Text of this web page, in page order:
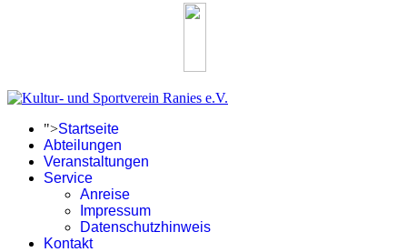
">Startseite
Abteilungen
Veranstaltungen
Service
Anreise
Impressum
Datenschutzhinweis
Kontakt